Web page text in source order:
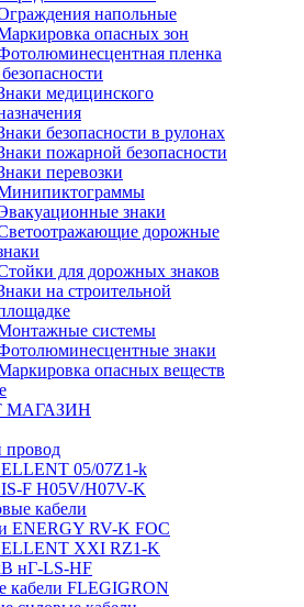
напольные
опасных зон
пленка
медицинского
безопасности в рулонах
пожарной безопасности
перевозки
знаки
дорожные
для дорожных знаков
на строительной
системы
знаки
опасных веществ
МАГАЗИН
05/07Z1-k
F Н05V/H07V-K
кабели
ENERGY RV-K FOC
XXI RZ1-K
нГ-LS-HF
кабели FLEGIGRON